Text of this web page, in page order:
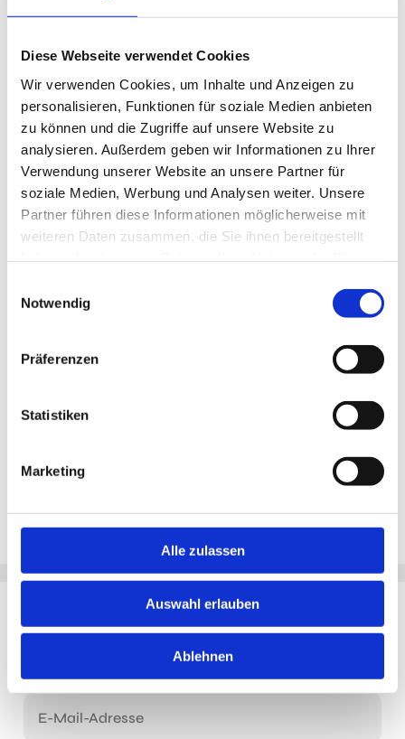
Diese Webseite verwendet Cookies
Wir verwenden Cookies, um Inhalte und Anzeigen zu
personalisieren, Funktionen für soziale Medien anbieten
zu können und die Zugriffe auf unsere Website zu
analysieren. Außerdem geben wir Informationen zu Ihrer
Verwendung unserer Website an unsere Partner für
soziale Medien, Werbung und Analysen weiter. Unsere
Partner führen diese Informationen möglicherweise mit
weiteren Daten zusammen, die Sie ihnen bereitgestellt
Notwendig
Präferenzen
Statistiken
Marketing
Alle zulassen
Auswahl erlauben
Ablehnen
Ihr Ansprechpartner:
Bauer B+V Personalberatung Frau Lena Schwarz
T.: 0211 -Jetzt bewerben!E.:Jetzt bewerben!
Jetzt schnell bewerben
Neu!
Merken
Standort:
Jobangebote per E-Mail erhalten
E-Mail-Adresse